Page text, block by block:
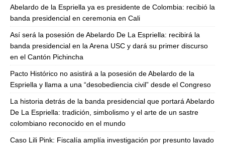
Abelardo de la Espriella ya es presidente de Colombia: recibió la
banda presidencial en ceremonia en Cali
Así será la posesión de Abelardo De La Espriella: recibirá la
banda presidencial en la Arena USC y dará su primer discurso
en el Cantón Pichincha
Pacto Histórico no asistirá a la posesión de Abelardo de la
Espriella y llama a una “desobediencia civil” desde el Congreso
La historia detrás de la banda presidencial que portará Abelardo
De La Espriella: tradición, simbolismo y el arte de un sastre
colombiano reconocido en el mundo
Caso Lili Pink: Fiscalía amplía investigación por presunto lavado